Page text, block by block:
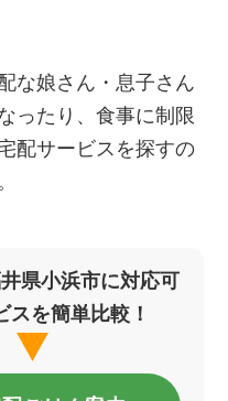
な娘さん・息子さん
ったり、食事に制限
配サービスを探すの
県小浜市に対応可
を簡単比較！